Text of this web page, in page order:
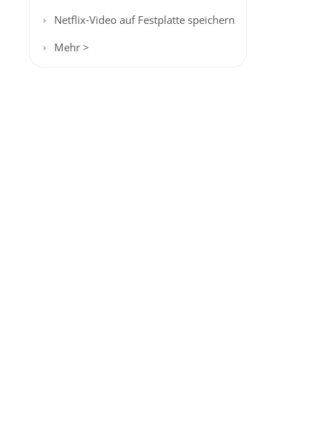
Netflix-Video auf Festplatte speichern
Mehr >